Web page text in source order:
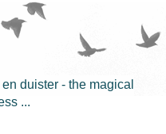
duister - the magical
...